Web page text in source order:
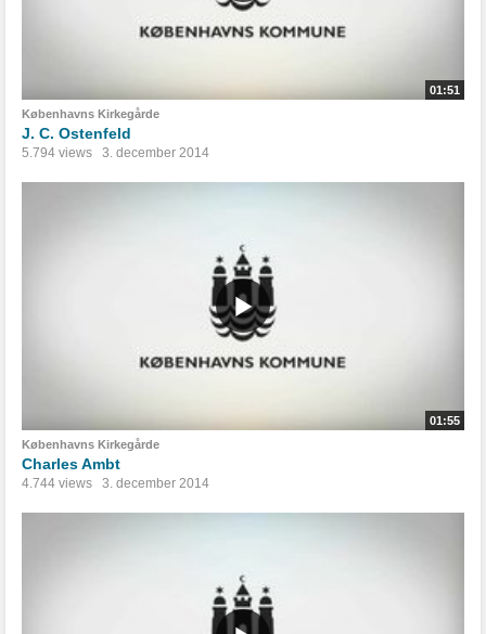
01:51
Københavns Kirkegårde
J. C. Ostenfeld
5.794 views 3. december 2014
01:55
Københavns Kirkegårde
Charles Ambt
4.744 views 3. december 2014